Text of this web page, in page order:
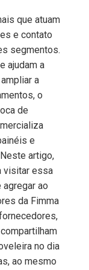
que atuam
e contato
segmentos.
ajudam a
a
o
de
e
artigo,
visitar essa
ao
da Fimma
no dia
ao mesmo